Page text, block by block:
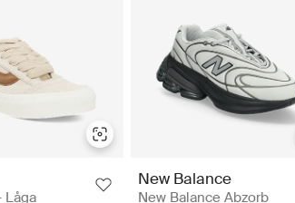
Låga
New Balance
New Balance Abzorb